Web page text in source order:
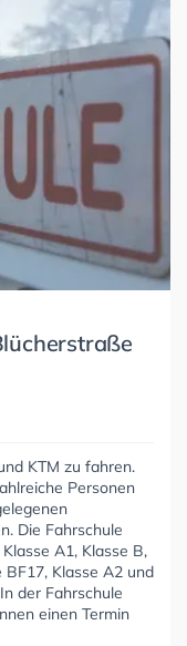
KTM zu fahren.
Personen
Die Fahrschule
A1, Klasse B,
BF17, Klasse A2 und
der Fahrschule
einen Termin